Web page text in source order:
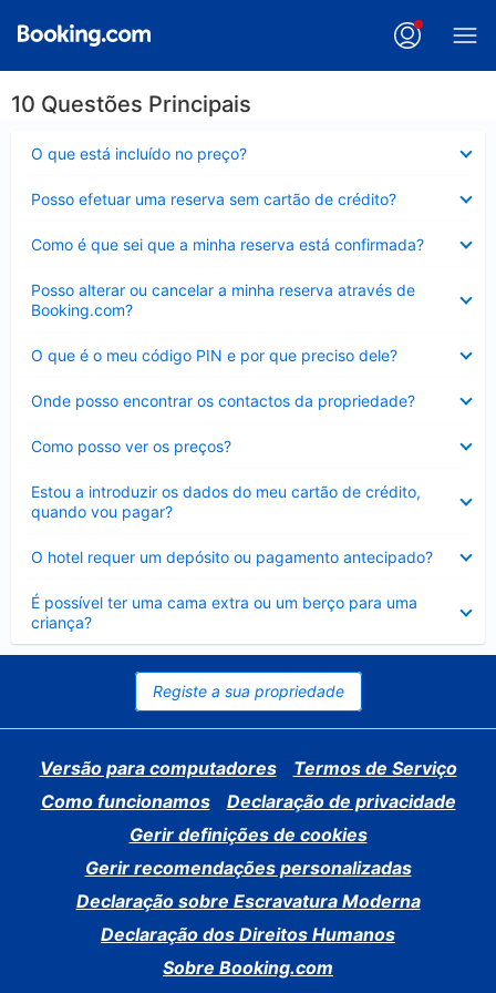
10 Questões Principais
O que está incluído no preço?
fechado
Posso efetuar uma reserva sem cartão de crédito?
fechado
Como é que sei que a minha reserva está confirmada?
fechado
Posso alterar ou cancelar a minha reserva através de
Booking.com?
fechado
O que é o meu código PIN e por que preciso dele?
fechado
Onde posso encontrar os contactos da propriedade?
fechado
Como posso ver os preços?
fechado
Estou a introduzir os dados do meu cartão de crédito,
quando vou pagar?
fechado
O hotel requer um depósito ou pagamento antecipado?
fechado
É possível ter uma cama extra ou um berço para uma
criança?
Elemento
fechado
Registe a sua propriedade
Versão para computadores
Termos de Serviço
Como funcionamos
Declaração de privacidade
Gerir definições de cookies
Gerir recomendações personalizadas
Declaração sobre Escravatura Moderna
Declaração dos Direitos Humanos
Sobre Booking.com